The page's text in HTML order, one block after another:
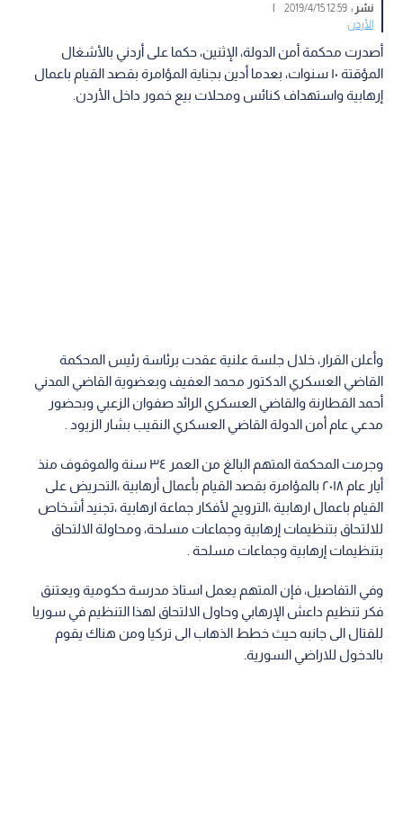
نشر :12:59 2019/4/15
|
الأردن
أصدرت محكمة أمن الدولة، الإثنين، حكما على أردني بالأشغال
المؤقتة ١٠ سنوات، بعدما أدين بجناية المؤامرة بقصد القيام باعمال
إرهابية واستهداف كنائس ومحلات بيع خمور داخل الأردن.
وأعلن القرار، خلال جلسة علنية عقدت برئاسة رئيس المحكمة
القاضي العسكري الدكتور محمد العفيف وبعضوية القاضي المدني
أحمد القطارنة والقاضي العسكري الرائد صفوان الزعبي وبحضور
مدعي عام أمن الدولة القاضي العسكري النقيب بشار الزيود .
وجرمت المحكمة المتهم البالغ من العمر ٣٤ سنة والموقوف منذ
أيار عام ٢٠١٨ بالمؤامرة بقصد القيام بأعمال أرهابية ،التحريض على
القيام باعمال ارهابية ،الترويج لأفكار جماعة ارهابية ،تجنيد أشخاص
للالتحاق بتنظيمات إرهابية وجماعات مسلحة، ومحاولة الالتحاق
بتنظيمات إرهابية وجماعات مسلحة .
وفي التفاصيل، فإن المتهم يعمل استاذ مدرسة حكومية ويعتنق
فكر تنظيم داعش الإرهابي وحاول الالتحاق لهذا التنظيم في سوريا
للقتال الى جانبه حيث خطط الذهاب الى تركيا ومن هناك يقوم
بالدخول للاراضي السورية.